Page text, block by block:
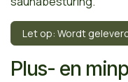
Let op: Wordt
Plus- en